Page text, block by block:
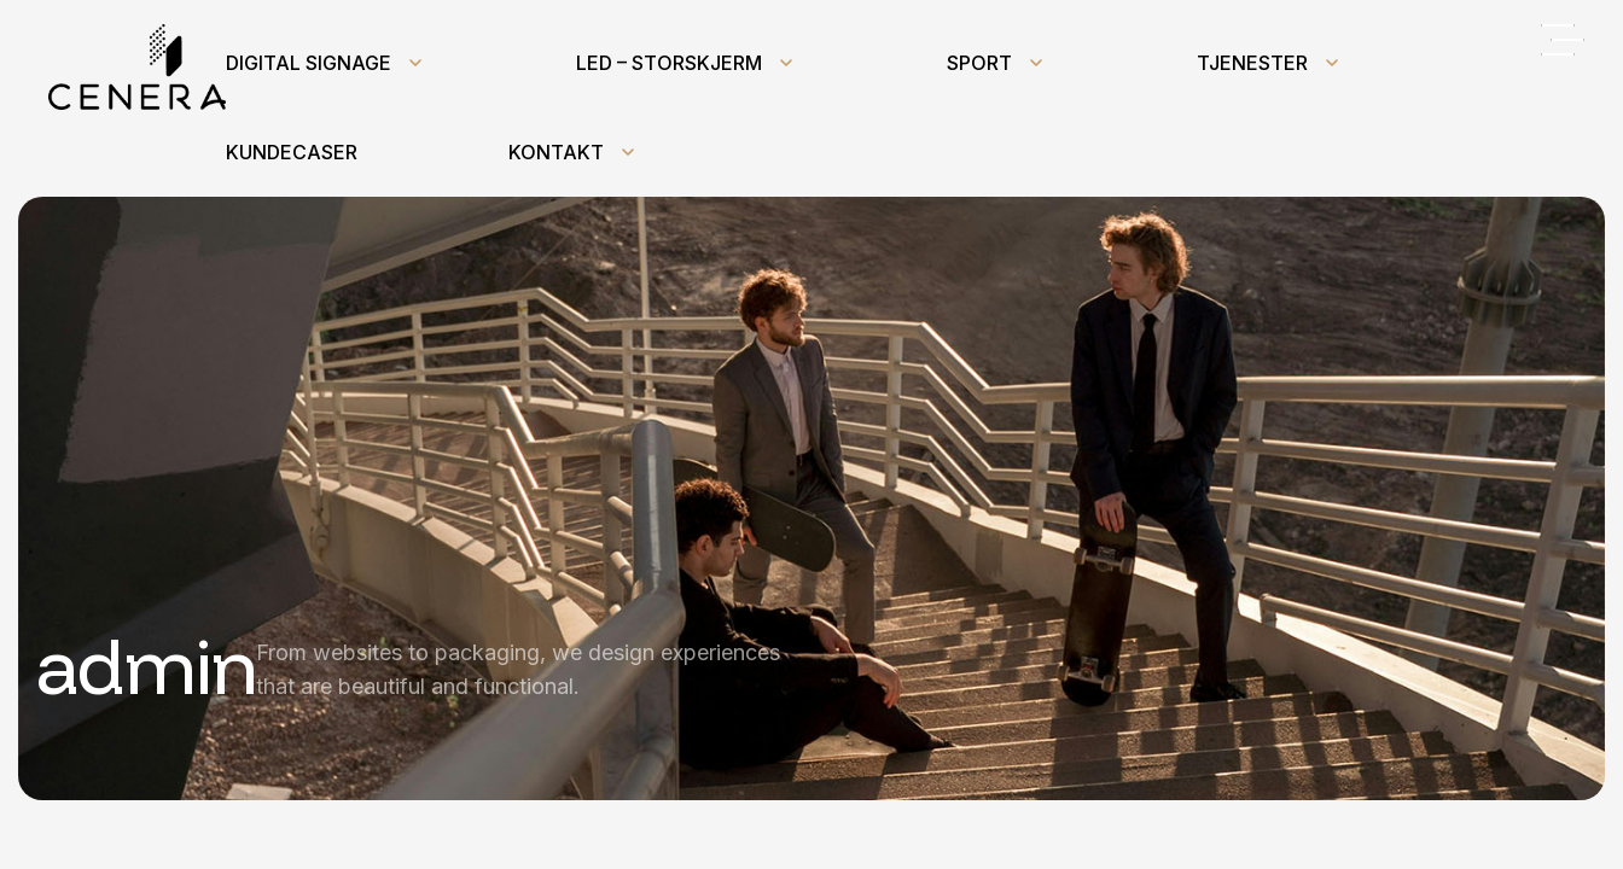
DIGITAL SIGNAGE LED – STORSKJERM SPORT TJENESTER
KUNDECASER KONTAKT
adminFrom websites to packaging, we design experiences
that are beautiful and functional.